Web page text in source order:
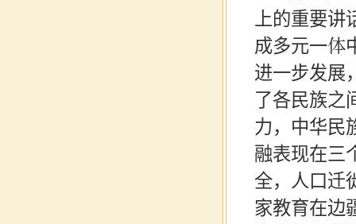
上的重要
成多元一体
进一步发展
了各民族之
力，中华民
融表现在三
全，人口迁
家教育在边